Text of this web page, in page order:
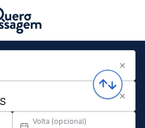
Volta (opcional)